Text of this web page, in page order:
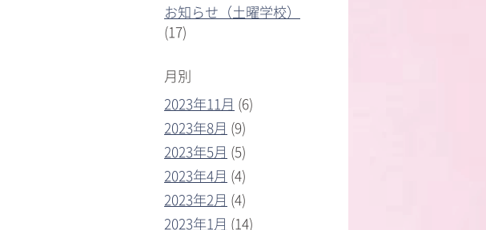
お知らせ（土曜学校）
(17)
月別
2023年11月 (6)
2023年8月 (9)
2023年5月 (5)
2023年4月 (4)
2023年2月 (4)
2023年1月 (14)